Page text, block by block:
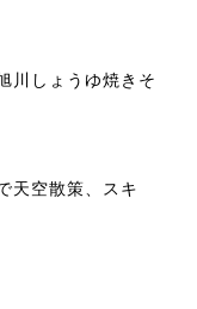
川しょうゆ焼きそ
天空散策、スキ